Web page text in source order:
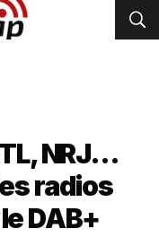
NRJ...
radios
DAB+